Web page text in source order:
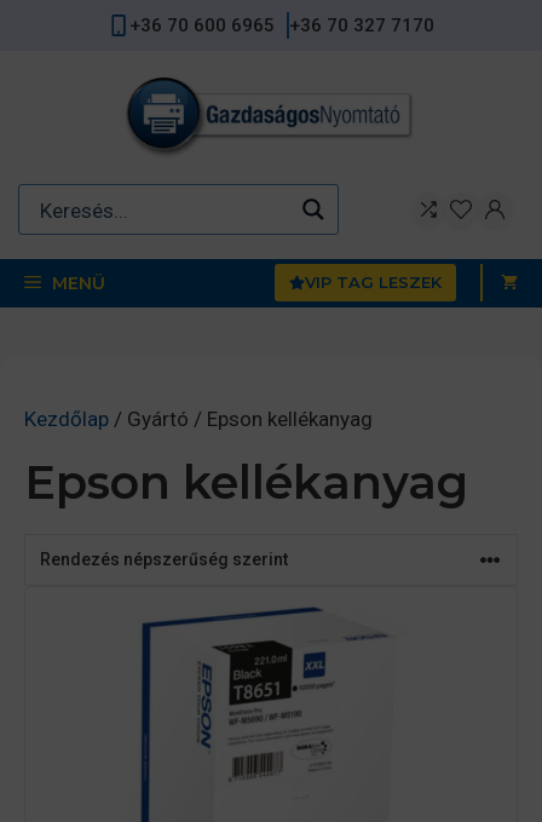
+36 70 600 6965 +36 70 327 7170
MENÜ VIP TAG LESZEK
Kezdőlap / Gyártó / Epson kellékanyag
Epson kellékanyag